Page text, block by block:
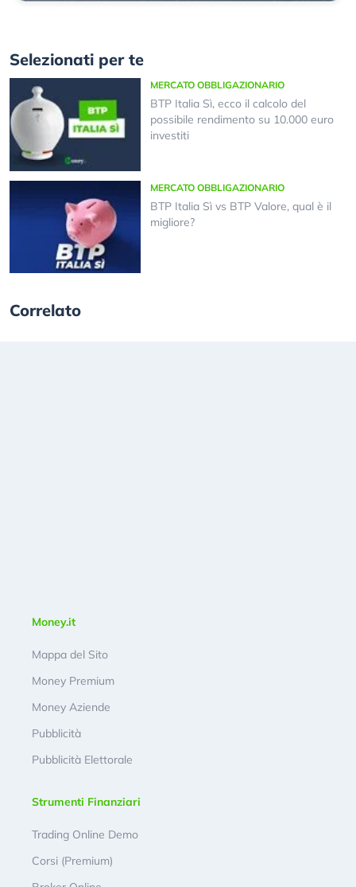
Selezionati per te
MERCATO OBBLIGAZIONARIO
BTP Italia Sì, ecco il calcolo del
possibile rendimento su 10.000 euro
investiti
MERCATO OBBLIGAZIONARIO
BTP Italia Sì vs BTP Valore, qual è il
migliore?
Correlato
Money.it
Mappa del Sito
Money Premium
Money Aziende
Pubblicità
Pubblicità Elettorale
Strumenti Finanziari
Trading Online Demo
Corsi (Premium)